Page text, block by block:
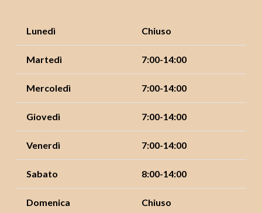
Lunedì Chiuso
Martedì 7:00-14:00
Mercoledì 7:00-14:00
Giovedì 7:00-14:00
Venerdì 7:00-14:00
Sabato 8:00-14:00
Domenica Chiuso